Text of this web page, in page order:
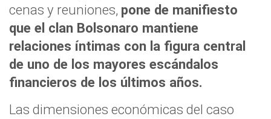
cenas y reuniones, pone de manifiesto
que el clan Bolsonaro mantiene
relaciones íntimas con la figura central
de uno de los mayores escándalos
financieros de los últimos años.
Las dimensiones económicas del caso